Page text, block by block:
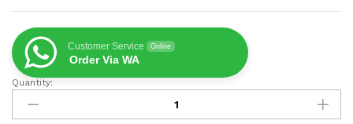
Customer Service Online
Order Via WA
Rak
Buku
Minimalis
Quantity: